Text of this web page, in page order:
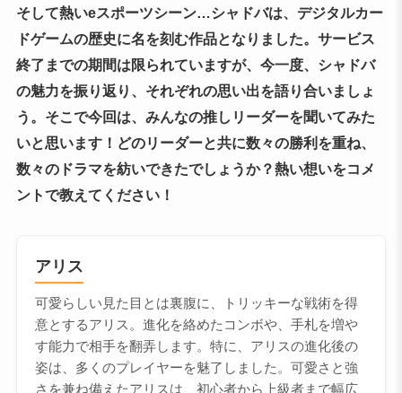
そして熱いeスポーツシーン…シャドバは、デジタルカー
ドゲームの歴史に名を刻む作品となりました。サービス
終了までの期間は限られていますが、今一度、シャドバ
の魅力を振り返り、それぞれの思い出を語り合いましょ
う。そこで今回は、みんなの推しリーダーを聞いてみた
いと思います！どのリーダーと共に数々の勝利を重ね、
数々のドラマを紡いできたでしょうか？熱い想いをコメ
ントで教えてください！
アリス
可愛らしい見た目とは裏腹に、トリッキーな戦術を得
意とするアリス。進化を絡めたコンボや、手札を増や
す能力で相手を翻弄します。特に、アリスの進化後の
姿は、多くのプレイヤーを魅了しました。可愛さと強
さを兼ね備えたアリスは、初心者から上級者まで幅広